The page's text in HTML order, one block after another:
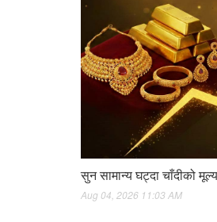
सुन सामान्य घट्दा चाँदीको
Aug 04, 2026 11:03 AM